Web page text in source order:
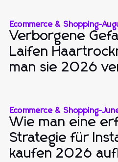
Ecommerce & Shopping-
Verborgene
Laifen
man sie 2026
Ecommerce & Shopping-
Wie man eine
Strategie für
kaufen 2026